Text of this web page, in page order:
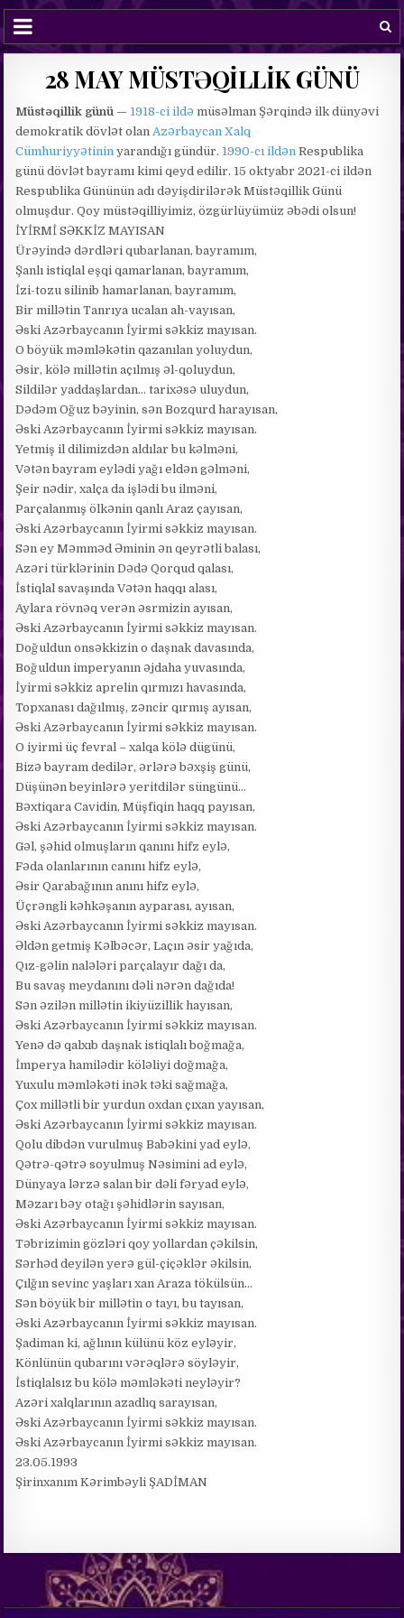
28 MAY MÜSTƏQİLLİK GÜNÜ
Müstəqillik günü — 1918-ci ildə müsəlman Şərqində ilk dünyəvi
demokratik dövlət olanAzərbaycan Xalq
Cümhuriyyətinin yarandığı gündür. 1990-cı ildən Respublika
günü dövlət bayramı kimi qeyd edilir. 15 oktyabr 2021-ci ildən
Respublika Gününün adı dəyişdirilərək Müstəqillik Günü
olmuşdur. Qoy müstəqilliyimiz, özgürlüyümüz əbədi olsun!
İYİRMİ SƏKKİZ MAYISAN
Ürəyində dərdləri qubarlanan, bayramım,
Şanlı istiqlal eşqi qamarlanan, bayramım,
İzi-tozu silinib hamarlanan, bayramım,
Bir millətin Tanrıya ucalan ah-vayısan,
Əski Azərbaycanın İyirmi səkkiz mayısan.
O böyük məmləkətin qazanılan yoluydun,
Əsir, kölə millətin açılmış əl-qoluydun,
Sildilər yaddaşlardan… tarixəsə uluydun,
Dədəm Oğuz bəyinin, sən Bozqurd harayısan,
Əski Azərbaycanın İyirmi səkkiz mayısan.
Yetmiş il dilimizdən aldılar bu kəlməni,
Vətən bayram eylədi yağı eldən gəlməni,
Şeir nədir, xalça da işlədi bu ilməni,
Parçalanmış ölkənin qanlı Araz çayısan,
Əski Azərbaycanın İyirmi səkkiz mayısan.
Sən ey Məmməd Əminin ən qeyrətli balası,
Azəri türklərinin Dədə Qorqud qalası,
İstiqlal savaşında Vətən haqqı alası,
Aylara rövnəq verən əsrmizin ayısan,
Əski Azərbaycanın İyirmi səkkiz mayısan.
Doğuldun onsəkkizin o daşnak davasında,
Boğuldun imperyanın əjdaha yuvasında,
İyirmi səkkiz aprelin qırmızı havasında,
Topxanası dağılmış, zəncir qırmış ayısan,
Əski Azərbaycanın İyirmi səkkiz mayısan.
O iyirmi üç fevral – xalqa kölə dügünü,
Bizə bayram dedilər, ərlərə bəxşiş günü,
Düşünən beyinlərə yeritdilər süngünü…
Bəxtiqara Cavidin, Müşfiqin haqq payısan,
Əski Azərbaycanın İyirmi səkkiz mayısan.
Gəl, şəhid olmuşların qanını hifz eylə,
Fəda olanlarının canını hifz eylə,
Əsir Qarabağının anını hifz eylə,
Üçrəngli kəhkəşanın ayparası, ayısan,
Əski Azərbaycanın İyirmi səkkiz mayısan.
Əldən getmiş Kəlbəcər, Laçın əsir yağıda,
Qız-gəlin nalələri parçalayır dağı da,
Bu savaş meydanını dəli nərən dağıda!
Sən əzilən millətin ikiyüzillik hayısan,
Əski Azərbaycanın İyirmi səkkiz mayısan.
Yenə də qalxıb daşnak istiqlalı boğmağa,
İmperya hamilədir köləliyi doğmağa,
Yuxulu məmləkəti inək təki sağmağa,
Çox millətli bir yurdun oxdan çıxan yayısan,
Əski Azərbaycanın İyirmi səkkiz mayısan.
Qolu dibdən vurulmuş Babəkini yad eylə,
Qətrə-qətrə soyulmuş Nəsimini ad eylə,
Dünyaya lərzə salan bir dəli fəryad eylə,
Məzarı bəy otağı şəhidlərin sayısan,
Əski Azərbaycanın İyirmi səkkiz mayısan.
Təbrizimin gözləri qoy yollardan çəkilsin,
Sərhəd deyilən yerə gül-çiçəklər əkilsin,
Çılğın sevinc yaşları xan Araza tökülsün…
Sən böyük bir millətin o tayı, bu tayısan,
Əski Azərbaycanın İyirmi səkkiz mayısan.
Şadiman ki, ağlının külünü köz eyləyir,
Könlünün qubarını vərəqlərə söyləyir,
İstiqlalsız bu kölə məmləkəti neyləyir?
Azəri xalqlarının azadlıq sarayısan,
Əski Azərbaycanın İyirmi səkkiz mayısan.
Əski Azərbaycanın İyirmi səkkiz mayısan.
23.05.1993
Şirinxanım Kərimbəyli ŞADİMAN